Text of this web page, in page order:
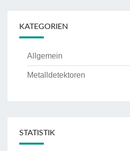
KATEGORIEN
Allgemein
Metalldetektoren
STATISTIK